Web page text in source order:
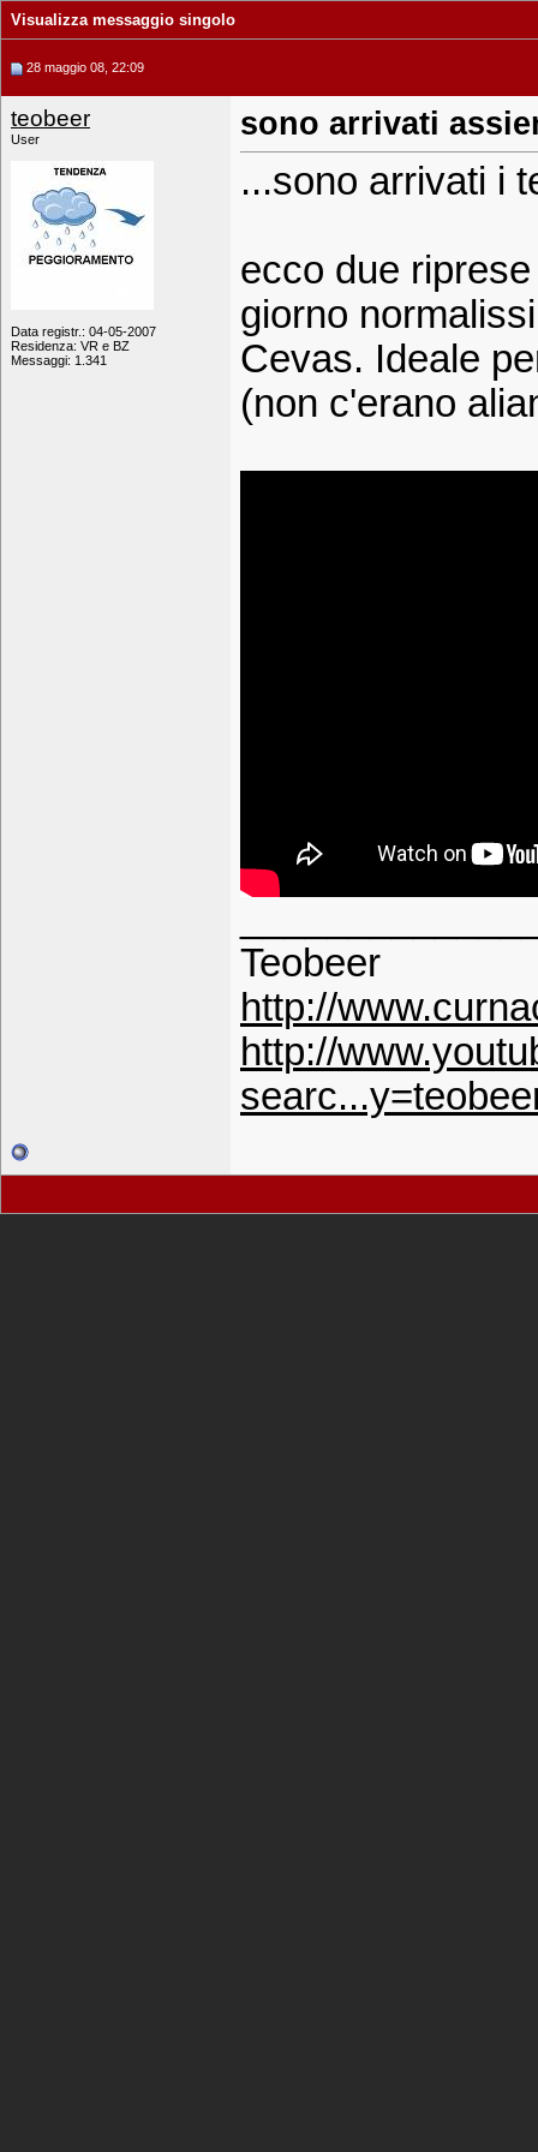
Visualizza messaggio singolo
28 maggio 08, 22:09
teobeer
User
Data registr.: 04-05-2007
Residenza: VR e BZ
Messaggi: 1.341
sono arrivati
...sono arrivati i
ecco due
giorno
Cevas. Ideale
(non c'erano
Teobeer
http://
http://